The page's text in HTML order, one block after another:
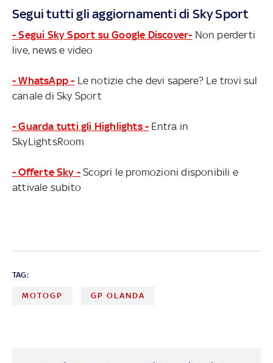
Segui tutti gli aggiornamenti di Sky Sport
- Segui Sky Sport su Google Discover- Non perderti
live, news e video
- WhatsApp - Le notizie che devi sapere? Le trovi sul
canale di Sky Sport
- Guarda tutti gli Highlights - Entra in
SkyLightsRoom
- Offerte Sky - Scopri le promozioni disponibili e
attivale subito
TAG:
MOTOGP GP OLANDA